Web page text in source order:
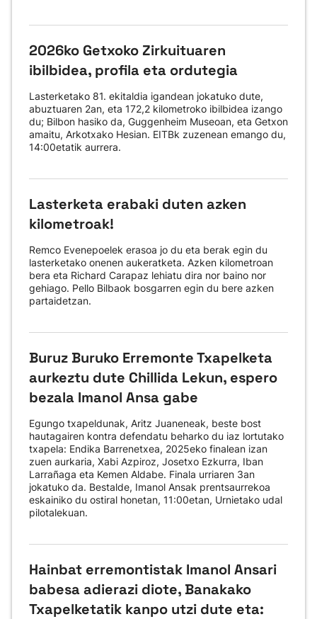
2026ko Getxoko Zirkuituaren
ibilbidea, profila eta ordutegia
Lasterketako 81. ekitaldia igandean jokatuko dute,
abuztuaren 2an, eta 172,2 kilometroko ibilbidea izango
du; Bilbon hasiko da, Guggenheim Museoan, eta Getxon
amaitu, Arkotxako Hesian. EITBk zuzenean emango du,
14:00etatik aurrera.
Lasterketa erabaki duten azken
kilometroak!
Remco Evenepoelek erasoa jo du eta berak egin du
lasterketako onenen aukeratketa. Azken kilometroan
bera eta Richard Carapaz lehiatu dira nor baino nor
gehiago. Pello Bilbaok bosgarren egin du bere azken
partaidetzan.
Buruz Buruko Erremonte Txapelketa
aurkeztu dute Chillida Lekun, espero
bezala Imanol Ansa gabe
Egungo txapeldunak, Aritz Juaneneak, beste bost
hautagairen kontra defendatu beharko du iaz lortutako
txapela: Endika Barrenetxea, 2025eko finalean izan
zuen aurkaria, Xabi Azpiroz, Josetxo Ezkurra, Iban
Larrañaga eta Kemen Aldabe. Finala urriaren 3an
jokatuko da. Bestalde, Imanol Ansak prentsaurrekoa
eskainiko du ostiral honetan, 11:00etan, Urnietako udal
pilotalekuan.
Hainbat erremontistak Imanol Ansari
babesa adierazi diote, Banakako
Txapelketatik kanpo utzi dute eta: